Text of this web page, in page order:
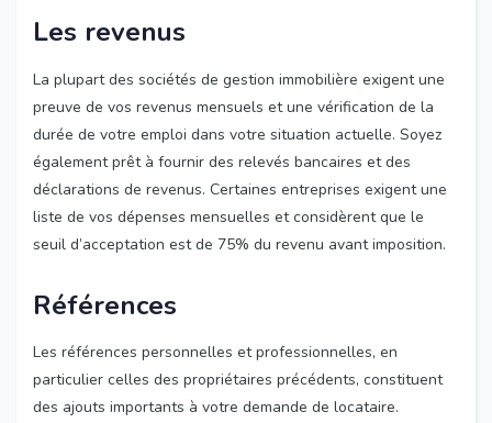
Les revenus
La plupart des sociétés de gestion immobilière exigent une
preuve de vos revenus mensuels et une vérification de la
durée de votre emploi dans votre situation actuelle. Soyez
également prêt à fournir des relevés bancaires et des
déclarations de revenus. Certaines entreprises exigent une
liste de vos dépenses mensuelles et considèrent que le
seuil d’acceptation est de 75% du revenu avant imposition.
Références
Les références personnelles et professionnelles, en
particulier celles des propriétaires précédents, constituent
des ajouts importants à votre demande de locataire.